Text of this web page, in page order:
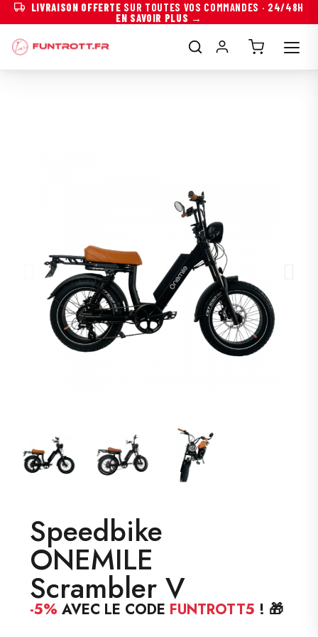
LIVRAISON OFFERTE SUR TOUTES VOS COMMANDES · 24/48H
EN SAVOIR PLUS →
PAIEMENT3×OU4×SANS FRAISAVEC ALMA →
Speedbike
ONEMILE
Scrambler V
-5% AVEC LE CODE FUNTROTT5 ! 🎁